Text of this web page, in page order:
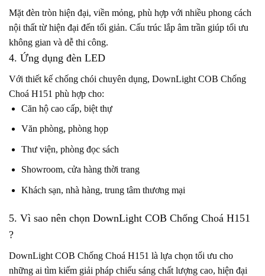
Mặt đèn tròn hiện đại, viền mỏng, phù hợp với nhiều phong cách
nội thất từ hiện đại đến tối giản. Cấu trúc lắp âm trần giúp tối ưu
không gian và dễ thi công.
4. Ứng dụng đèn LED
Với thiết kế chống chói chuyên dụng, DownLight COB Chống
Choá H151 phù hợp cho:
Căn hộ cao cấp, biệt thự
Văn phòng, phòng họp
Thư viện, phòng đọc sách
Showroom, cửa hàng thời trang
Khách sạn, nhà hàng, trung tâm thương mại
5. Vì sao nên chọn DownLight COB Chống Choá H151
?
DownLight COB Chống Choá H151 là lựa chọn tối ưu cho
những ai tìm kiếm giải pháp chiếu sáng chất lượng cao, hiện đại